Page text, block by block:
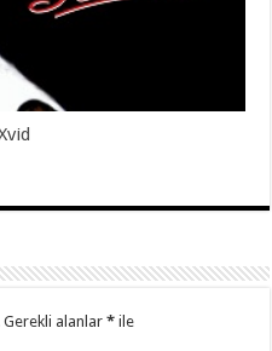
Gerekli alanlar* ile